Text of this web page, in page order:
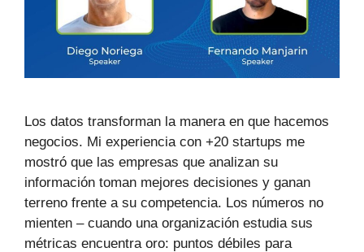
Los datos transforman la manera en que hacemos
negocios. Mi experiencia con +20 startups me
mostró que las empresas que analizan su
información toman mejores decisiones y ganan
terreno frente a su competencia. Los números no
mienten – cuando una organización estudia sus
métricas encuentra oro: puntos débiles para